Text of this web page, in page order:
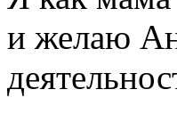
и желаю